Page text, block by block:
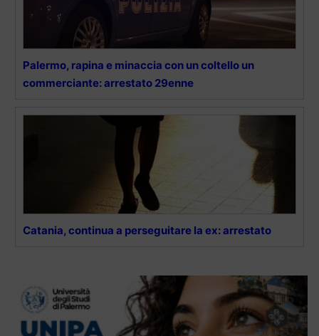
Palermo, rapina e minaccia con un coltello un
commerciante: arrestato 29enne
Catania, continua a perseguitare la ex: arrestato